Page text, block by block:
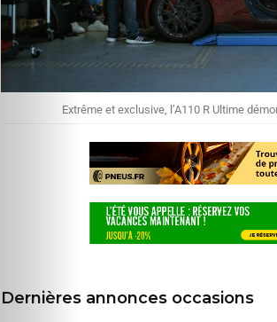
Fonds
d’écran
Extrême et exclusive, l’A110 R Ultime
Dernières annonces occasions